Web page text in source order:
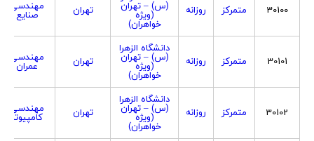
30100 متمرکز روزانه (س) – تهران
(ویژه
خواهران)
تهران مهندسی
صنایع
30101 متمرکز روزانه
دانشگاه الزهرا
(س) – تهران
(ویژه
خواهران)
تهران مهندسی
عمران
30102 متمرکز روزانه
دانشگاه الزهرا
(س) – تهران
(ویژه
خواهران)
تهران مهندسی
کامپیوتر